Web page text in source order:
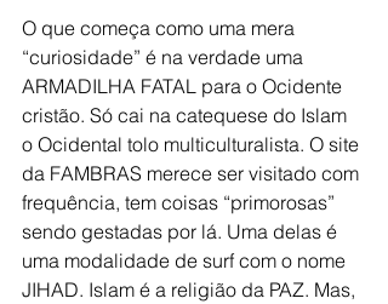
O que começa como uma mera
“curiosidade” é na verdade uma
ARMADILHA FATAL para o Ocidente
cristão. Só cai na catequese do Islam
o Ocidental tolo multiculturalista. O site
da FAMBRAS merece ser visitado com
frequência, tem coisas “primorosas”
sendo gestadas por lá. Uma delas é
uma modalidade de surf com o nome
JIHAD. Islam é a religião da PAZ. Mas,